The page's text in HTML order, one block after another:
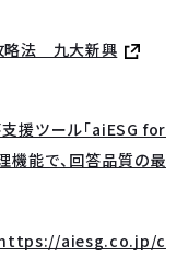
略法 九大新興
支援ツール「aiESG for
機能で、回答品質の最
aiesg.co.jp/c